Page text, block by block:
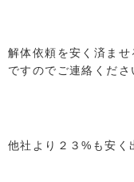
解体依頼を安く済ませ
ですのでご連絡くださ
他社より２３%も安く